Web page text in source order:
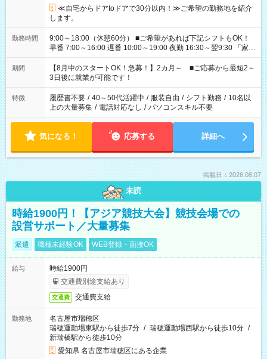
≪自宅からドアtoドアで30分以内！≫ご希望の勤務地を紹介
します。
勤務時間
9:00～18:00（休憩60分） ■ご希望があれば下記シフトもOK！
早番 7:00～16:00 遅番 10:00～19:00 夜勤 16:30～翌9:30 「家族
と休みを合わせたい」 「余裕を持って夕飯の準備がしたい」
「できれば残業はしたくない」 など、ご希望を教えてください
ね。 ※Wワーク希望の方へ 今ご覧のお仕事で希望する勤務時間
と、もう1つのお仕事の勤務時間。 合計で週40時間を超える場
合は応募できません。
期間
【8月中のスタートOK！急募！】2カ月～ ■ご応募から最短2～
3日後に就業が可能です！
特徴 履歴書不要 / 40～50代活躍中 / 服装自由 / シフト勤務 / 10名以
上の大量募集 / 電話対応なし / パソコンスキル不要
気になる！ 応募する 詳細へ
掲載日：2026.08.07
未読
時給1900円！【アジア競技大会】競技会場での
設営サポート／大量募集
派遣 職種未経験OK WEB登録・面接OK
給与
時給1900円
交通費別途支給あり
交通費 交通費支給
勤務地
名古屋市瑞穂区
瑞穂運動場東駅から徒歩7分 / 瑞穂運動場西駅から徒歩10分 /
新瑞橋駅から徒歩10分
愛知県 名古屋市瑞穂区にある企業